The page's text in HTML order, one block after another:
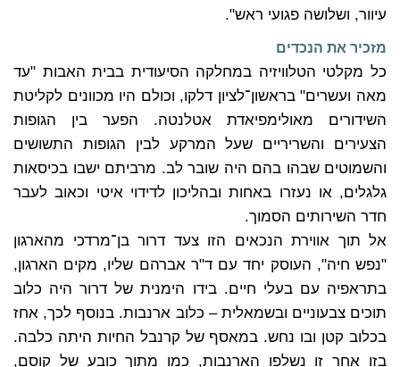
עיוור, ושלושה פגועי ראש".
מזכיר את הנכדים
כל מקלטי הטלוויזיה במחלקה הסיעודית בבית האבות "עד
מאה ועשרים" בראשון־לציון דלקו, וכולם היו מכוונים לקליטת
השידורים מאולימפיאדת אטלנטה. הפער בין הגופות
הצעירים והשריריים שעל המרקע לבין הגופות התשושים
והשמוטים שבהו בהם היה שובר לב. מרביתם ישבו בכיסאות
גלגלים, או נעזרו באחות ובהליכון לדידוי איטי וכאוב לעבר
חדר השירותים הסמוך.
אל תוך אווירת הנכאים הזו צעד דרור בן־מרדכי מהארגון
"נפש חיה", העוסק יחד עם ד"ר אברהם שליו, מקים הארגון,
בתראפיה עם בעלי חיים. בידו הימנית של דרור היה כלוב
תוכים צבעוניים ובשמאלית – כלוב ארנבות. בנוסף לכך, אחז
בכלוב קטן ובו נחש. במאסף של קרנבל החיות היתה כלבה.
בזו אחר זו נשלפו הארנבות, כמו מתוך כובע של קוסם,